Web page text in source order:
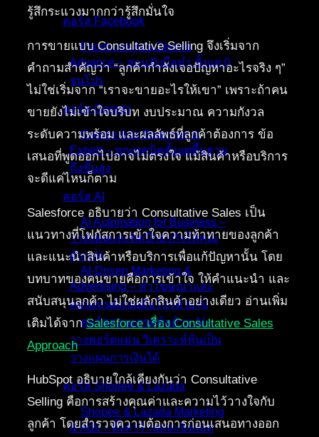
คอร์ส Facebook
Facebook Ads Zero to
Advance – สอนจับมือทำ ตั้งแต่ 0
จนโปร
คอร์ส Google
Google Ads Beginner to
Expert – ทุกเทคนิคตั้งแต่พื้นฐาน
ถึงขั้นสูง
คอร์ส AI
AI Automation for Business –
วางแผนและติดปีกธุรกิจให้คุณ
ด้วย AI
AI-Driven Marketing &
Advertising – ทำโฆษณาและ
คอนเทนต์แบบมือโปรด้วย AI
คอร์สสอนเทรดหุ้นด้วย AI –
วางพอร์ตแม่น วิเคราะห์หุ้นเป็น
วางแผนการเงินได้
คอร์ส Shopee & Lazada
Shopee & Lazada Marketing
& Ads – ตั้งค่าร้านและยิงแอด
รู้สึกระแวงมากกว่ารู้สึกมั่นใจ
การขายแบบ Consultative Selling จึงเริ่มจาก
คำถามสำคัญว่า “ลูกค้ากำลังเจอปัญหาอะไรจริง ๆ”
ไม่ใช่เริ่มจาก “เราจะขายอะไรให้เขา” เพราะถ้าคน
ขายยังไม่เข้าใจบริบท งบประมาณ ความกังวล
ระดับความพร้อม และผลลัพธ์ที่ลูกค้าต้องการ ข้อ
เสนอที่พูดออกไปอาจไม่ตรงใจ แม้สินค้าหรือบริการ
จะดีแค่ไหนก็ตาม
Salesforce อธิบายว่า Consultative Sales เป็น
แนวทางที่โฟกัสการเข้าใจความท้าทายของลูกค้า
และแนะนำสินค้าหรือบริการเพื่อแก้ปัญหานั้น โดย
บทบาทของคนขายคือการเข้าใจ ให้คำแนะนำ และ
สนับสนุนลูกค้า ไม่ใช่ผลักสินค้าอย่างเดียว อ่านเพิ่ม
เติมได้จากSalesforce เรื่อง Consultative Sales
Approach
HubSpot อธิบายใกล้เคียงกันว่า Consultative
Selling คือการสร้างคุณค่าและความไว้วางใจกับ
ลูกค้า โดยสำรวจความต้องการก่อนเสนอทางออก